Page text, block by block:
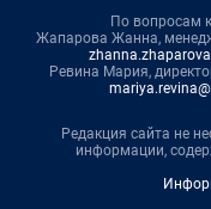
По вопросам
Жапарова Жанна,
Ревина Мария,
Редакция сайта не
информации,